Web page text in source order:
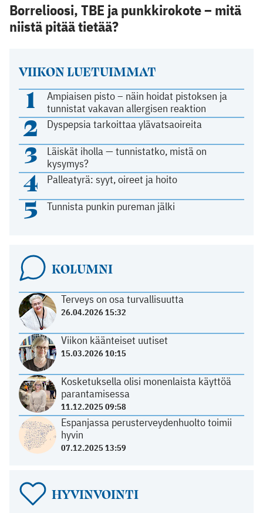
VIIKON LUETUIMMAT
1
Ampiaisen pisto – näin hoidat pistoksen ja
tunnistat vakavan allergisen reaktion
2 Dyspepsia tarkoittaa ylävatsaoireita
3
Läiskät iholla — tunnistatko, mistä on
kysymys?
4 Palleatyrä: syyt, oireet ja hoito
5 Tunnista punkin pureman jälki
KOLUMNI
Terveys on osa turvallisuutta
26.04.2026 15:32
Viikon käänteiset uutiset
15.03.2026 10:15
Kosketuksella olisi monenlaista käyttöä
parantamisessa
11.12.2025 09:58
Espanjassa perusterveydenhuolto toimii
hyvin
07.12.2025 13:59
HYVINVOINTI
Borrelioosi, TBE ja punkkirokote – mitä
niistä pitää tietää?